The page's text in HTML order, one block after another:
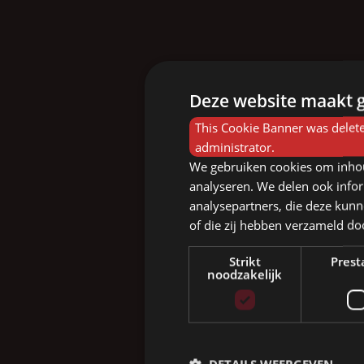
Deze website maakt
This Cookie Banner was
administrator.
We gebruiken cookies om
analyseren. We delen ook
analysepartners, die deze
of die zij hebben verzameld
Strikt
noodzakelijk